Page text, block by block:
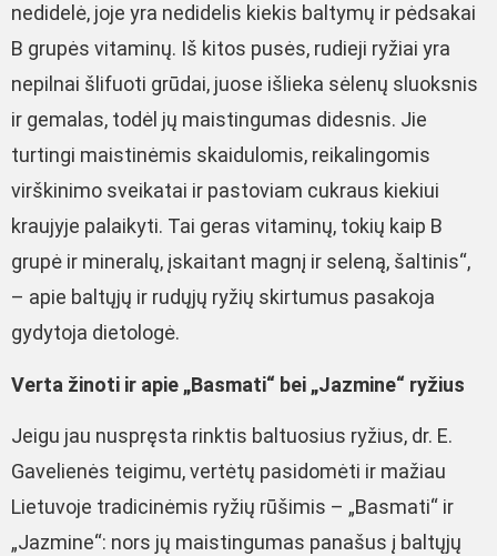
nedidelė, joje yra nedidelis kiekis baltymų ir pėdsakai
B grupės vitaminų. Iš kitos pusės, rudieji ryžiai yra
nepilnai šlifuoti grūdai, juose išlieka sėlenų sluoksnis
ir gemalas, todėl jų maistingumas didesnis. Jie
turtingi maistinėmis skaidulomis, reikalingomis
virškinimo sveikatai ir pastoviam cukraus kiekiui
kraujyje palaikyti. Tai geras vitaminų, tokių kaip B
grupė ir mineralų, įskaitant magnį ir seleną, šaltinis“,
– apie baltųjų ir rudųjų ryžių skirtumus pasakoja
gydytoja dietologė.
Verta žinoti ir apie „Basmati“ bei „Jazmine“ ryžius
Jeigu jau nuspręsta rinktis baltuosius ryžius, dr. E.
Gavelienės teigimu, vertėtų pasidomėti ir mažiau
Lietuvoje tradicinėmis ryžių rūšimis – „Basmati“ ir
„Jazmine“: nors jų maistingumas panašus į baltųjų